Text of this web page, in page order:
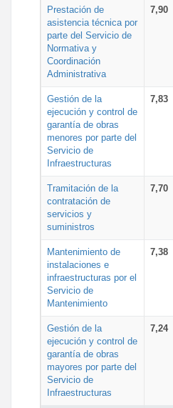
Prestación de
asistencia técnica por
parte del Servicio de
Normativa y
Coordinación
Administrativa
7,90
Gestión de la
ejecución y control de
garantía de obras
menores por parte del
Servicio de
Infraestructuras
7,83
Tramitación de la
contratación de
servicios y
suministros
7,70
Mantenimiento de
instalaciones e
infraestructuras por el
Servicio de
Mantenimiento
7,38
Gestión de la
ejecución y control de
garantía de obras
mayores por parte del
Servicio de
Infraestructuras
7,24